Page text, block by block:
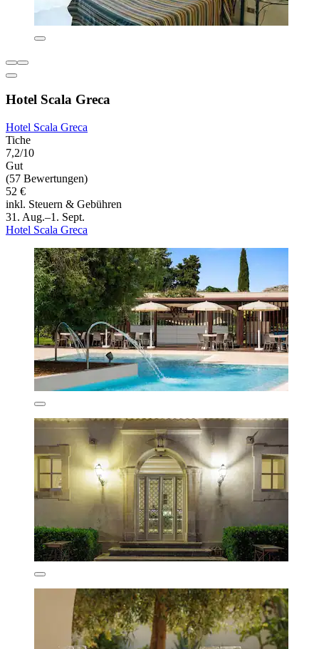
Hotel Scala Greca
Hotel Scala Greca
Tiche
7,2/10
Gut
(57 Bewertungen)
52 €
inkl. Steuern & Gebühren
31. Aug.–1. Sept.
Hotel Scala Greca